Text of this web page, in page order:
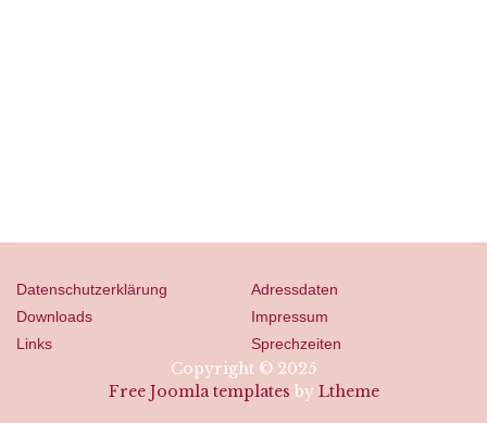
Datenschutzerklärung
Downloads
Links
Adressdaten
Impressum
Sprechzeiten
Copyright © 2025
Free Joomla templates by Ltheme